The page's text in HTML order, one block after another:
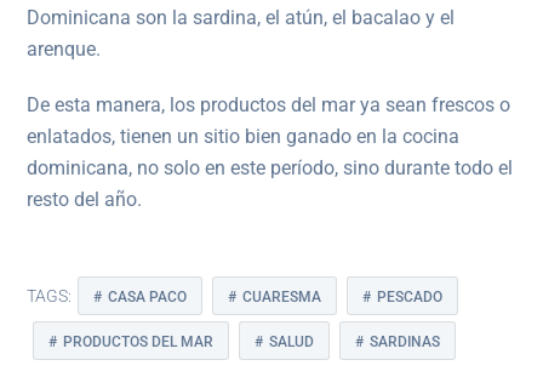
Dominicana son la sardina, el atún, el bacalao y el
arenque.
De esta manera, los productos del mar ya sean frescos o
enlatados, tienen un sitio bien ganado en la cocina
dominicana, no solo en este período, sino durante todo el
resto del año.
TAGS: CASA PACO CUARESMA PESCADO
PRODUCTOS DEL MAR SALUD SARDINAS